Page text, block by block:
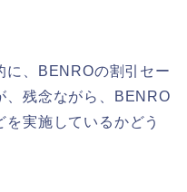
に、BENROの割引セー
、残念ながら、BENRO
実施しているかどう